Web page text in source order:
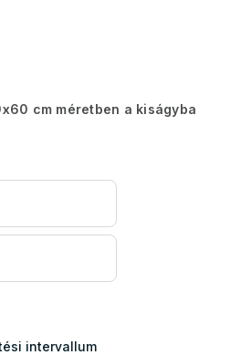
cm méretben a kiságyba
intervallum